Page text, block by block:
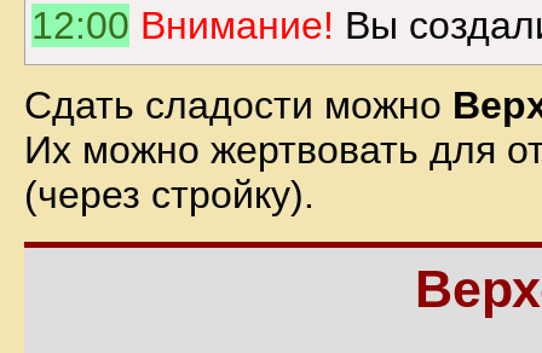
12:00 Внимание! Вы
Сдать сладости можно
Их можно жертвовать для
(через стройку).